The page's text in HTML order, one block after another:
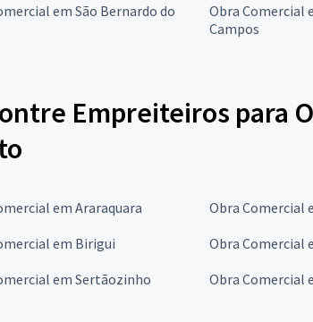
em São Bernardo do
Obra Comercial
Campos
Empreiteiros para
em Araraquara Obra Comercial
em Birigui
Obra Comercial
em Sertãozinho
Obra Comercial